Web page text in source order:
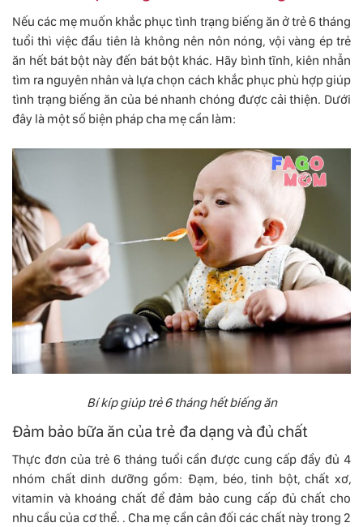
Nếu các mẹ muốn khắc phục tình trạng biếng ăn ở trẻ 6 tháng
tuổi thì việc đầu tiên là không nên nôn nóng, vội vàng ép trẻ
ăn hết bát bột này đến bát bột khác. Hãy bình tĩnh, kiên nhẫn
tìm ra nguyên nhân và lựa chọn cách khắc phục phù hợp giúp
tình trạng biếng ăn của bé nhanh chóng được cải thiện. Dưới
đây là một số biện pháp cha mẹ cần làm:
Bí kíp giúp trẻ 6 tháng hết biếng ăn
Đảm bảo bữa ăn của trẻ đa dạng và đủ chất
Thực đơn của trẻ 6 tháng tuổi cần được cung cấp đầy đủ 4
nhóm chất dinh dưỡng gồm: Đạm, béo, tinh bột, chất xơ,
vitamin và khoáng chất để đảm bảo cung cấp đủ chất cho
nhu cầu của cơ thể. . Cha mẹ cần cân đối các chất này trong 2